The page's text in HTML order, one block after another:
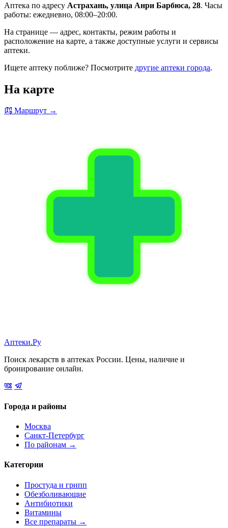
Аптека по адресу Астрахань, улица Анри Барбюса, 28. Часы
работы: ежедневно, 08:00–20:00.
На странице — адрес, контакты, режим работы и
расположение на карте, а также доступные услуги и сервисы
аптеки.
Ищете аптеку поближе? Посмотрите другие аптеки города.
На карте
Маршрут →
Аптеки.Ру
Поиск лекарств в аптеках России. Цены, наличие и
бронирование онлайн.
Города и районы
Москва
Санкт-Петербург
По районам →
Категории
Простуда и грипп
Обезболивающие
Антибиотики
Витамины
Все препараты →